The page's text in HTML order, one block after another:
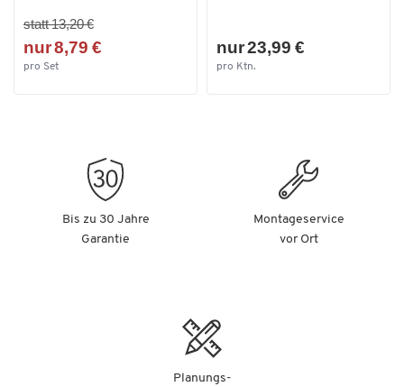
statt 13,20 €
nur 8,79 €
pro Set
nur 23,99 €
pro Ktn.
Bis zu 30 Jahre
Garantie
Montageservice
vor Ort
Planungs-